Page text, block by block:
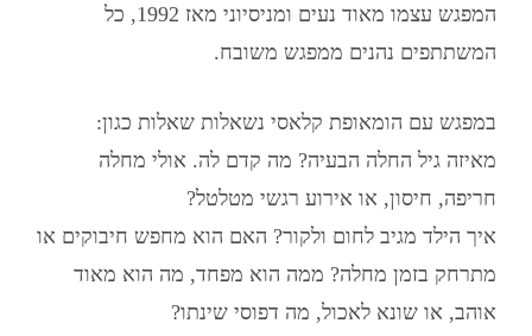
המפגש עצמו מאוד נעים ומניסיוני מאז 1992, כל
המשתתפים נהנים ממפגש משובח.
במפגש עם הומאופת קלאסי נשאלות שאלות כגון:
מאיזה גיל החלה הבעיה? מה קדם לה. אולי מחלה
חריפה, חיסון, או אירוע רגשי מטלטל?
איך הילד מגיב לחום ולקור? האם הוא מחפש חיבוקים או
מתרחק בזמן מחלה? ממה הוא מפחד, מה הוא מאוד
אוהב, או שונא לאכול, מה דפוסי שינתו?